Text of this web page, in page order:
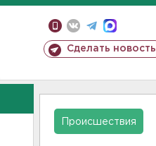
Сделать новость
Происшествия